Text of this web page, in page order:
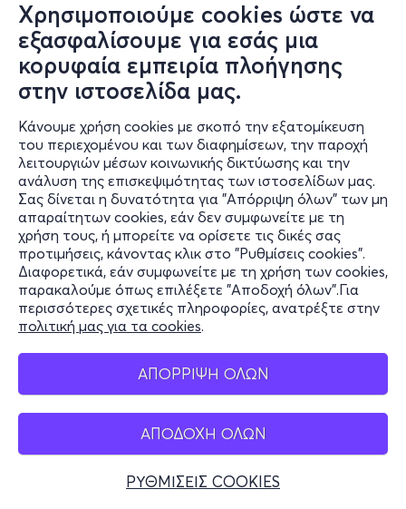
Χρησιμοποιούμε cookies ώστε να
εξασφαλίσουμε για εσάς μια
κορυφαία εμπειρία πλοήγησης
στην ιστοσελίδα μας.
Κάνουμε χρήση cookies με σκοπό την εξατομίκευση
του περιεχομένου και των διαφημίσεων, την παροχή
λειτουργιών μέσων κοινωνικής δικτύωσης και την
ανάλυση της επισκεψιμότητας των ιστοσελίδων μας.
Σας δίνεται η δυνατότητα για "Απόρριψη όλων" των μη
απαραίτητων cookies, εάν δεν συμφωνείτε με τη
χρήση τους, ή μπορείτε να ορίσετε τις δικές σας
προτιμήσεις, κάνοντας κλικ στο "Ρυθμίσεις cookies".
Διαφορετικά, εάν συμφωνείτε με τη χρήση των cookies,
παρακαλούμε όπως επιλέξετε "Αποδοχή όλων".Για
περισσότερες σχετικές πληροφορίες, ανατρέξτε στην
πολιτική μας για τα cookies.
ΑΠΟΡΡΙΨΗ ΟΛΩΝ
ΑΠΟΔΟΧΗ ΟΛΩΝ
ΡΥΘΜΙΣΕΙΣ COOKIES